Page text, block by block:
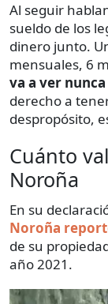
Al seguir
sueldo de los
dinero junto.
mensuales, 6
va a ver nunca
derecho a
despropósito,
Cuánto
Noroña
En su
Noroña
de su
año 2021.